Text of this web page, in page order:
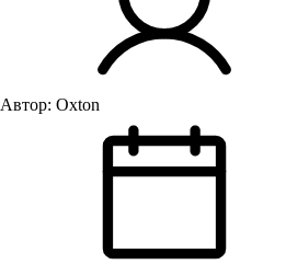
Автор: Oxton